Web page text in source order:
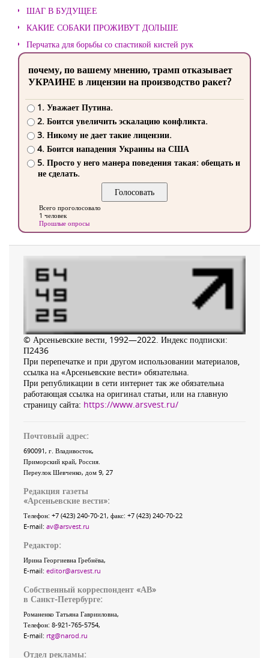
ШАГ В БУДУЩЕЕ
КАКИЕ СОБАКИ ПРОЖИВУТ ДОЛЬШЕ
Перчатка для борьбы со спастикой кистей рук
почему, по вашему мнению, трамп отказывает
УКРАИНЕ в лицензии на производство ракет?
1. Уважает Путина.
2. Боится увеличить эскалацию конфликта.
3. Никому не дает такие лицензии.
4. Боится нападения Украины на США
5. Просто у него манера поведения такая: обещать и
не сделать.
Всего проголосовало
1 человек
Прошлые опросы
© Арсеньевские вести, 1992—2022. Индекс подписки:
П2436
При перепечатке и при другом использовании материалов,
ссылка на «Арсеньевские вести» обязательна.
При републикации в сети интернет так же обязательна
работающая ссылка на оригинал статьи, или на главную
страницу сайта: https://www.arsvest.ru/
Почтовый адрес:
690091, г. Владивосток,
Приморский край, Россия
Переулок Шевченко, дом 9, 27
Редакция газеты
«Арсеньевские вести»:
Телефон: +7 (423) 240-70-21, факс: +7 (423) 240-70-22
E-mail: av@arsvest.ru
Редактор:
Ирина Георгиевна Гребнёва,
E-mail: editor@arsvest.ru
Собственный корреспондент «АВ»
в Санкт-Петербурге:
Романенко Татьяна Гаврииловна,
Телефон: 8-921-765-5754,
E-mail: rtg@narod.ru
Отдел рекламы: